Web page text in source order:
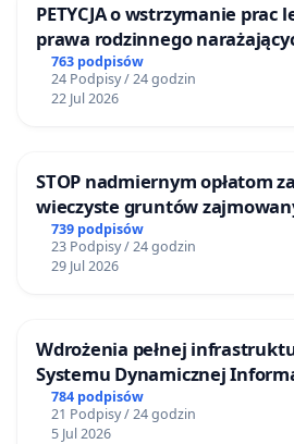
PETYCJA o wstrzymanie prac
prawa
763 podpisów
24 Podpisy / 24 godzin
22 Jul 2026
STOP nadmiernym opłatom
wieczyste gruntów
ogrody działkowe.
739 podpisów
23 Podpisy / 24 godzin
29 Jul 2026
Wdrożenia pełnej
Systemu Dynamicznej
(CSDiP) na stacji kolejowej w
784 podpisów
21 Podpisy / 24 godzin
5 Jul 2026